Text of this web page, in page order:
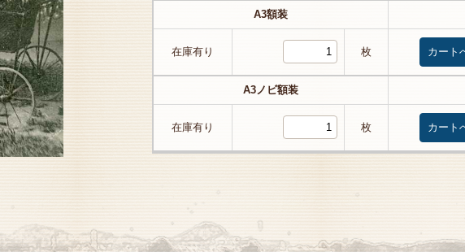
A3額装
在庫有り 枚
A3ノビ額装
在庫有り 枚